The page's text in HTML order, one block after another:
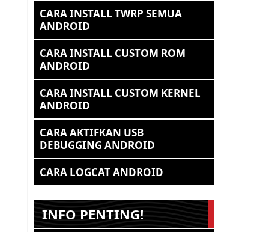
CARA INSTALL TWRP SEMUA
ANDROID
CARA INSTALL CUSTOM ROM
ANDROID
CARA INSTALL CUSTOM KERNEL
ANDROID
CARA AKTIFKAN USB
DEBUGGING ANDROID
CARA LOGCAT ANDROID
INFO PENTING!